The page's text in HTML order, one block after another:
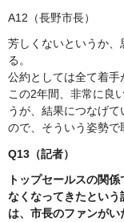
A12（長野市長）
芳しくないというか
る。
公約としては全て着手
この2年間、非常に良
うが、結果につなげ
ので、そういう姿勢で
Q13（記者）
トップセールスの関
なくなってきたとい
は、市長のファンが